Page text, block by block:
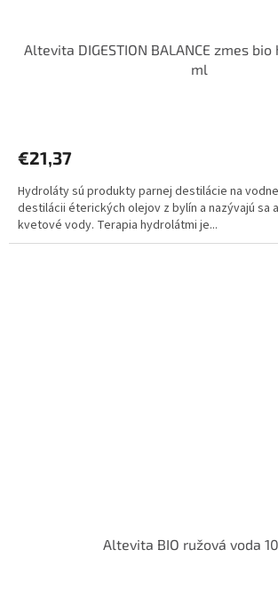
Altevita DIGESTION BALANCE zmes
ml
€21,37
Hydroláty sú produkty parnej destilácie na
destilácii éterických olejov z bylín a nazývajú sa
kvetové vody. Terapia hydrolátmi je...
Altevita BIO ružová voda